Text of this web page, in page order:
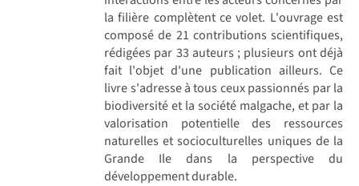
la filière complètent ce volet. L'ouvrage est
composé de 21 contributions scientifiques,
rédigées par 33 auteurs ; plusieurs ont déjà
fait l'objet d'une publication ailleurs. Ce
livre s'adresse à tous ceux passionnés par la
biodiversité et la société malgache, et par la
valorisation potentielle des ressources
naturelles et socioculturelles uniques de la
Grande Ile dans la perspective du
développement durable.